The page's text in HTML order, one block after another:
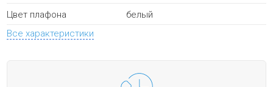
Цвет плафона
белый
Все характеристики